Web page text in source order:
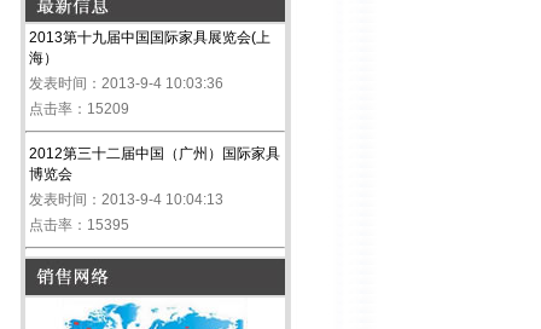
2013第十九届中国国际家具展览会(上
海）
发表时间：2013-9-4 10:03:36
点击率：15209
2012第三十二届中国（广州）国际家具
博览会
发表时间：2013-9-4 10:04:13
点击率：15395